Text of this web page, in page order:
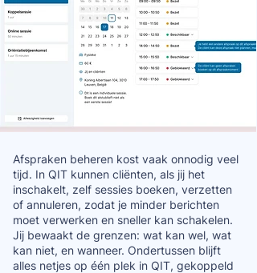
Afspraken beheren kost vaak onnodig veel
tijd. In QIT kunnen cliënten, als jij het
inschakelt, zelf sessies boeken, verzetten
of annuleren, zodat je minder berichten
moet verwerken en sneller kan schakelen.
Jij bewaakt de grenzen: wat kan wel, wat
kan niet, en wanneer. Ondertussen blijft
alles netjes op één plek in QIT, gekoppeld